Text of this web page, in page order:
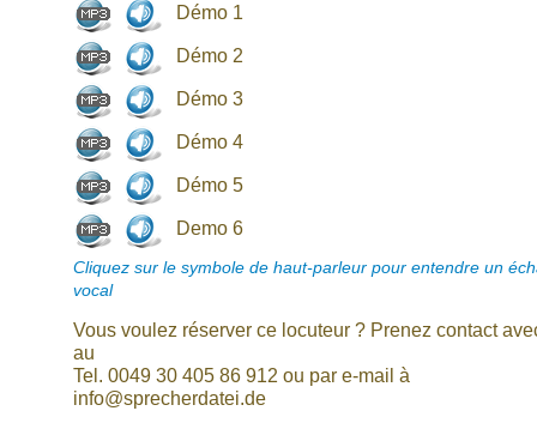
Démo 1
Démo 2
Démo 3
Démo 4
Démo 5
Demo 6
Cliquez sur le symbole de haut-parleur pour entendre un
vocal
Vous voulez réserver ce locuteur ? Prenez contact
au
Tel. 0049 30 405 86 912 ou par e-mail à
info@sprecherdatei.de